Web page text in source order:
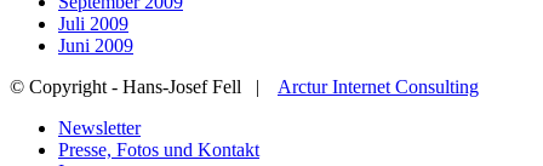
Juli 2009
Juni 2009
© Copyright - Hans-Josef Fell | Arctur Internet Consulting
Newsletter
Presse, Fotos und Kontakt